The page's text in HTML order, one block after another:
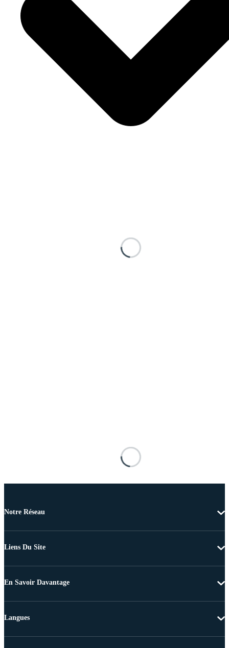
Notre Réseau
Liens Du Site
En Savoir Davantage
Langues